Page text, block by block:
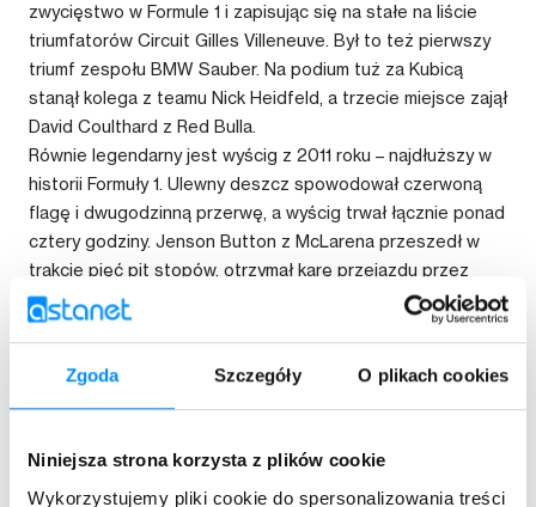
Zgoda Szczegóły O plikach cookies
Niniejsza strona korzysta z plików cookie
Wykorzystujemy pliki cookie do spersonalizowania treści
zwycięstwo w Formule 1 i zapisując się na stałe na liście
triumfatorów Circuit Gilles Villeneuve. Był to też pierwszy
triumf zespołu BMW Sauber. Na podium tuż za Kubicą
stanął kolega z teamu Nick Heidfeld, a trzecie miejsce zajął
David Coulthard z Red Bulla.
Równie legendarny jest wyścig z 2011 roku – najdłuższy w
historii Formuły 1. Ulewny deszcz spowodował czerwoną
flagę i dwugodzinną przerwę, a wyścig trwał łącznie ponad
cztery godziny. Jenson Button z McLarena przeszedł w
trakcie pięć pit stopów, otrzymał karę przejazdu przez
aleję serwisową i na kilkanaście okrążeń przed końcem
jechał jako ostatni. Mimo to zdołał wyprzedzić Sebastiana
najbardziej niezwykłych zwycięstw w historii sportu.
W czerwcu 2025 roku George Russell z Mercedesa
uzyskał najszybsze okrążenie. Drugie miejsce zajął Max
Verstappen z Red Bulla, a trzecie po raz pierwszy w